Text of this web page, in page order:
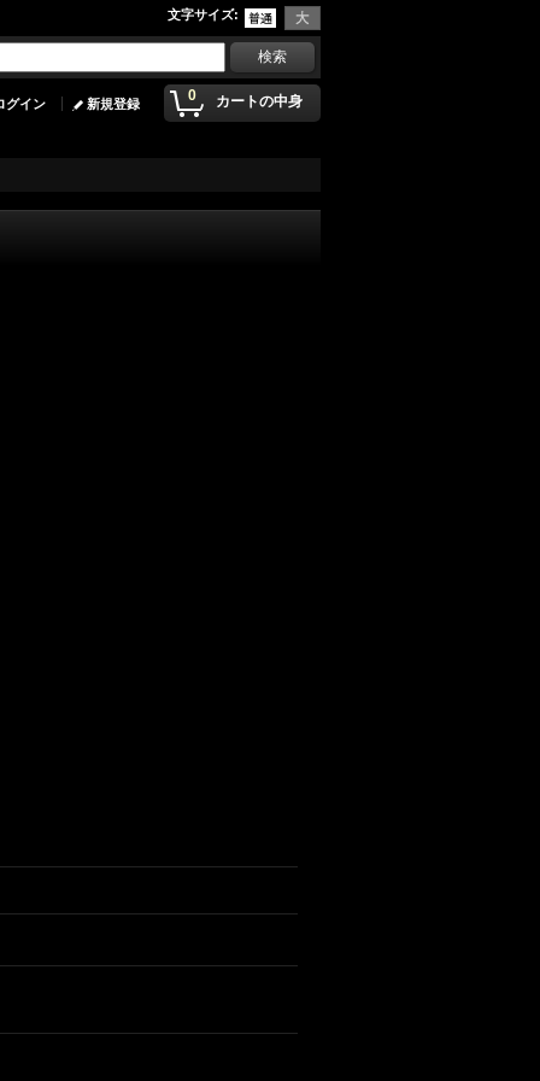
文字サイズ:
0 カートの中身
グイン 新規登録